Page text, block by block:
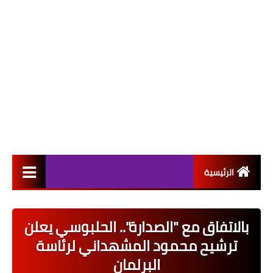
الرئيسية
اخبار القطاع العام
اخبار القطاع الخاص
بالاتفاق مع "الصدارة".. الحلبوسي يعلن
ترشيح محمود المشهداني لرئاسة
البرلمان